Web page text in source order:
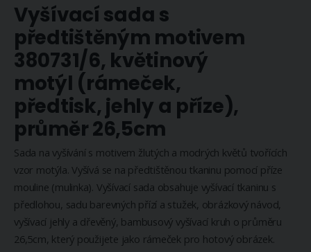
na
začátek
galerie
s
obrázky
Vyšívací sada s
předtištěným motivem
380731/6, květinový
motýl (rámeček,
předtisk, jehly a příze),
průměr 26,5cm
Sada na vyšívání s motivem žlutých a modrých květů tvořících
vzor motýla. Vyšívá se na předtištěnou tkaninu pomocí příze
mouline (mulinka). Vyšívací sada obsahuje vyšívací tkaninu s
předlohou, sadu barevných přízí a stužek, obrázkový návod,
vyšívací jehly a dřevěný, bambusový vyšívací kruh o průměru
26,5cm, který použijete jako rámeček pro hotový obrázek.